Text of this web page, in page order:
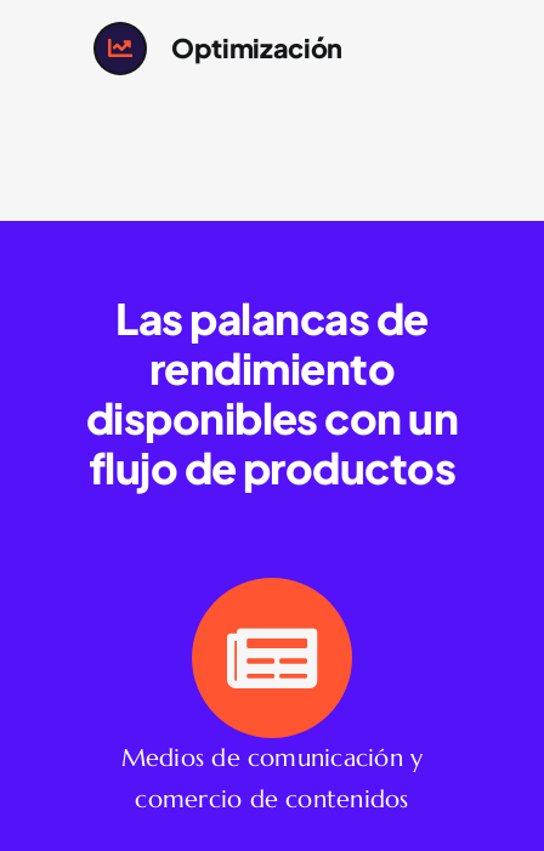
Optimización
Las palancas de
rendimiento
disponibles con un
flujo de productos
Medios de comunicación y
comercio de contenidos